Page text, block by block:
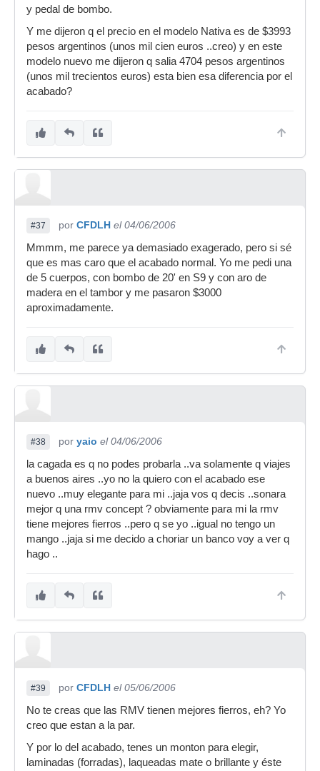
y pedal de bombo.
Y me dijeron q el precio en el modelo Nativa es de $3993
pesos argentinos (unos mil cien euros ..creo) y en este
modelo nuevo me dijeron q salia 4704 pesos argentinos
(unos mil trecientos euros) esta bien esa diferencia por el
acabado?
#37 por CFDLH el 04/06/2006
Mmmm, me parece ya demasiado exagerado, pero si sé
que es mas caro que el acabado normal. Yo me pedi una
de 5 cuerpos, con bombo de 20' en S9 y con aro de
madera en el tambor y me pasaron $3000
aproximadamente.
#38 por yaio el 04/06/2006
la cagada es q no podes probarla ..va solamente q viajes
a buenos aires ..yo no la quiero con el acabado ese
nuevo ..muy elegante para mi ..jaja vos q decis ..sonara
mejor q una rmv concept ? obviamente para mi la rmv
tiene mejores fierros ..pero q se yo ..igual no tengo un
mango ..jaja si me decido a choriar un banco voy a ver q
hago ..
#39 por CFDLH el 05/06/2006
No te creas que las RMV tienen mejores fierros, eh? Yo
creo que estan a la par.
Y por lo del acabado, tenes un monton para elegir,
laminadas (forradas), laqueadas mate o brillante y éste